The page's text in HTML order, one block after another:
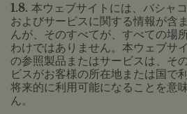
1.8. 本ウェブサイトには、バシャ
およびサービスに関する情報が含
んが、そのすべてが、すべての場
わけではありません。本ウェブサ
の参照製品またはサービスは、そ
ビスがお客様の所在地または国で
将来的に利用可能になることを意
ん。